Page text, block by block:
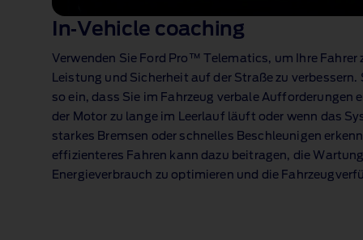
In‑Vehicle coaching
Verwenden Sie Ford Pro™ Telematics, um Ihre Fahrer
Leistung und Sicherheit auf der Straße zu
so ein, dass Sie im Fahrzeug verbale Aufforderungen
der Motor zu lange im Leerlauf läuft oder wenn das
starkes Bremsen oder schnelles Beschleunigen
effizienteres Fahren kann dazu beitragen, die
Energieverbrauch zu optimieren und die